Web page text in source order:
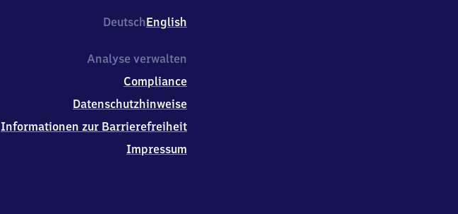
DeutschEnglish
Analyse verwalten
Compliance
Datenschutzhinweise
Informationen zur Barrierefreiheit
Impressum